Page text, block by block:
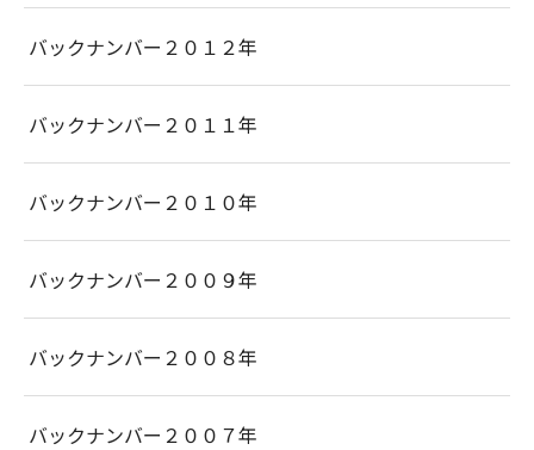
バックナンバー２０１２年
バックナンバー２０１１年
バックナンバー２０１０年
バックナンバー２００９年
バックナンバー２００８年
バックナンバー２００７年